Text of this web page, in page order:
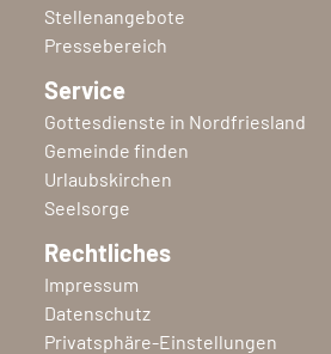
Stellenangebote
Pressebereich
Service
Gottesdienste in Nordfriesland
Gemeinde finden
Urlaubskirchen
Seelsorge
Rechtliches
Impressum
Datenschutz
Privatsphäre-Einstellungen